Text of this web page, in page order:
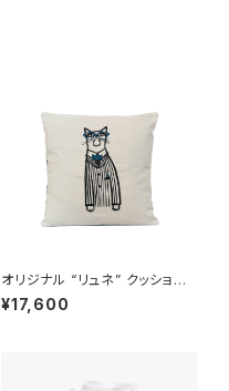
オリジナル “リュネ” クッション
BLUE
¥17,600